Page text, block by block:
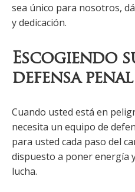
sea único para nosotros,
y dedicación.
Escogiendo
defensa penal
Cuando usted está en
necesita un equipo de
para usted cada paso del
dispuesto a poner energía
lucha.